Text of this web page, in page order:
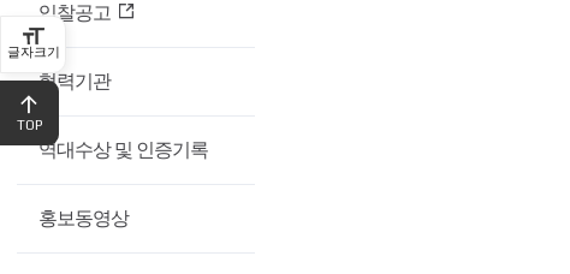
주
식
회
사
글자크기
입찰공고
협력기관
역대수상 및 인증기록
홍보동영상
TOP